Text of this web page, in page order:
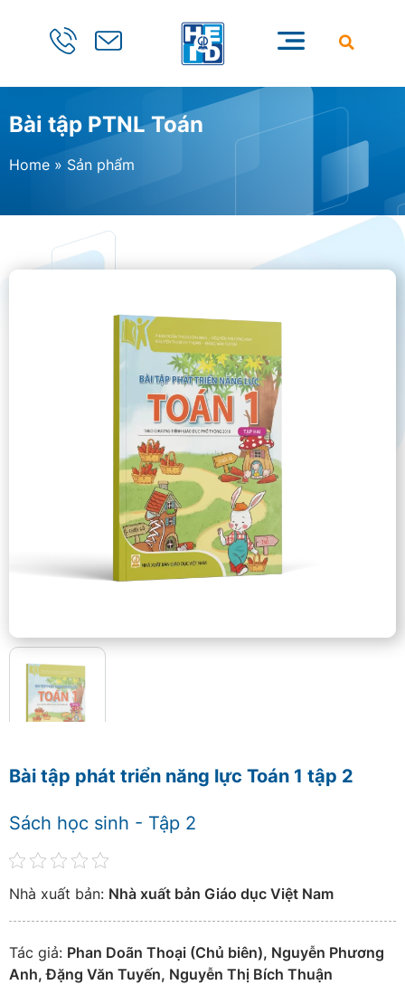
Bài tập PTNL Toán
Home » Sản phẩm
Bài tập phát triển năng lực Toán 1 tập 2
Sách học sinh - Tập 2
Nhà xuất bản: Nhà xuất bản Giáo dục Việt Nam
Tác giả: Phan Doãn Thoại (Chủ biên), Nguyễn Phương
Anh, Đặng Văn Tuyến, Nguyễn Thị Bích Thuận